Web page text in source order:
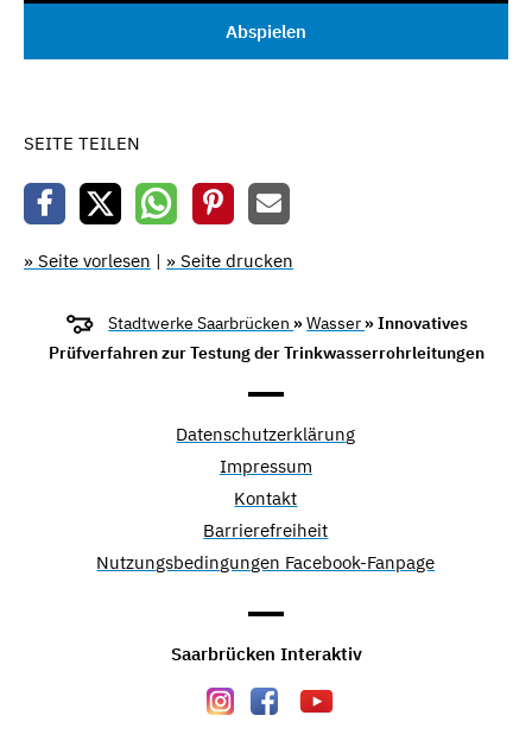
Abspielen
SEITE TEILEN
» Seite vorlesen | » Seite drucken
Stadtwerke Saarbrücken »Wasser » Innovatives
Prüfverfahren zur Testung der Trinkwasserrohrleitungen
Datenschutzerklärung
Impressum
Kontakt
Barrierefreiheit
Nutzungsbedingungen Facebook-Fanpage
Saarbrücken Interaktiv